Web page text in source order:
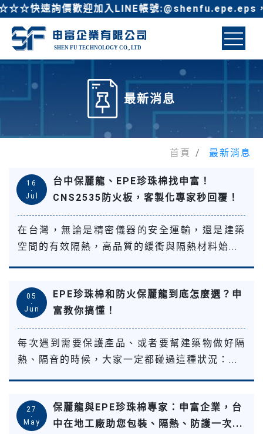
快速詢價歡迎加入LINE帳號:@shenfu.epe.eps
最新消息
首頁 最新消息
16
.
Jul
台中保麗龍、EPE珍珠棉找申富！
CNS2535防火板，客製化專家秒回覆！
在台灣，無論是精密儀器的安全運輸，還是建築
空間的有效隔熱，高品質的緩衝與隔熱材料始...
05
.
Jun
EPE珍珠棉和防火保麗龍到底怎麼選？申
富教你搞懂！
每次遇到需要保護產品、或者要幫建築物做好隔
熱、隔音的時候，大家一定都碰過這種狀況：...
27
.
May
保麗龍與EPE珍珠棉專家：申富企業，台
中在地工廠助您包裝、隔熱、防護一次...